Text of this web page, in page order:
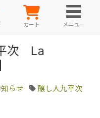
カート メニュー
次 La
らせ 醸し人九平次